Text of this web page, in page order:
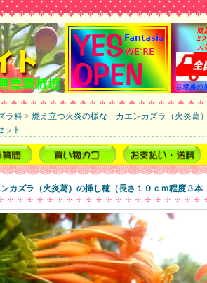
ラ科 > 燃え立つ火炎の様な カエンカズラ（火炎葛
ット
カズラ（火炎葛）の挿し穂（長さ１０ｃｍ程度３